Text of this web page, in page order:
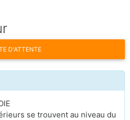
D'ATTENTE
se trouvent au niveau du